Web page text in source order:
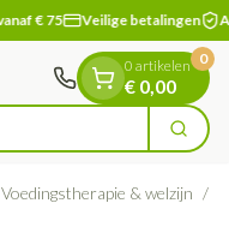
€ 75 Veilige betalingen
Zoek
0 artikelen
€ 0,00
0
Voedingstherapie & welzijn /